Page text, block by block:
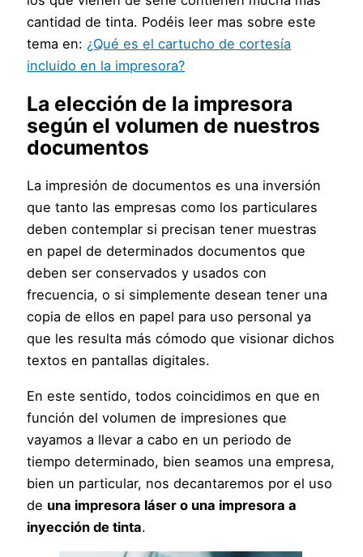
cantidad de tinta. Podéis leer mas sobre este
tema en: ¿Qué es el cartucho de cortesía
incluido en la impresora?
La elección de la impresora
según el volumen de nuestros
documentos
La impresión de documentos es una inversión
que tanto las empresas como los particulares
deben contemplar si precisan tener muestras
en papel de determinados documentos que
deben ser conservados y usados con
frecuencia, o si simplemente desean tener una
copia de ellos en papel para uso personal ya
que les resulta más cómodo que visionar dichos
textos en pantallas digitales.
En este sentido, todos coincidimos en que en
función del volumen de impresiones que
vayamos a llevar a cabo en un periodo de
tiempo determinado, bien seamos una empresa,
bien un particular, nos decantaremos por el uso
de una impresora láser o una impresora a
inyección de tinta.